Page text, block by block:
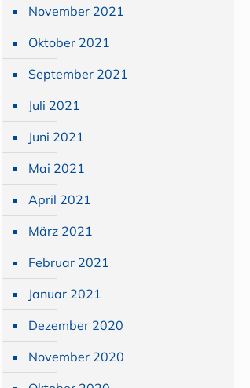
November 2021
Oktober 2021
September 2021
Juli 2021
Juni 2021
Mai 2021
April 2021
März 2021
Februar 2021
Januar 2021
Dezember 2020
November 2020